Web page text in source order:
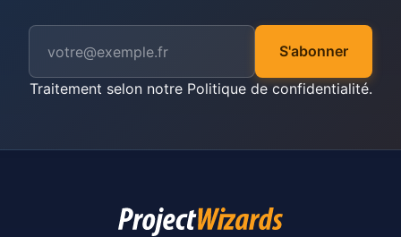
S'abonner
Traitement selon notre Politique de confidentialité.